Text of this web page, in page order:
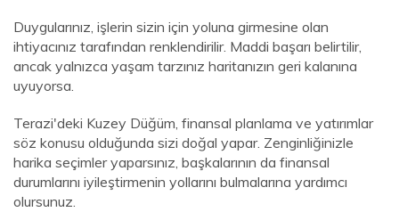
Duygularınız, işlerin sizin için yoluna girmesine olan
ihtiyacınız tarafından renklendirilir. Maddi başarı belirtilir,
ancak yalnızca yaşam tarzınız haritanızın geri kalanına
uyuyorsa.
Terazi'deki Kuzey Düğüm, finansal planlama ve yatırımlar
söz konusu olduğunda sizi doğal yapar. Zenginliğinizle
harika seçimler yaparsınız, başkalarının da finansal
durumlarını iyileştirmenin yollarını bulmalarına yardımcı
olursunuz.